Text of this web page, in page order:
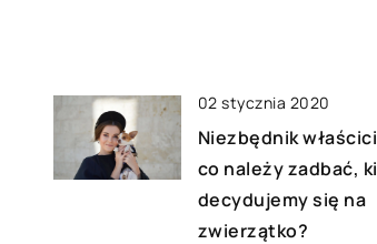
02 stycznia 2020
Niezbędnik
co należy zadbać,
decydujemy się na
zwierzątko?